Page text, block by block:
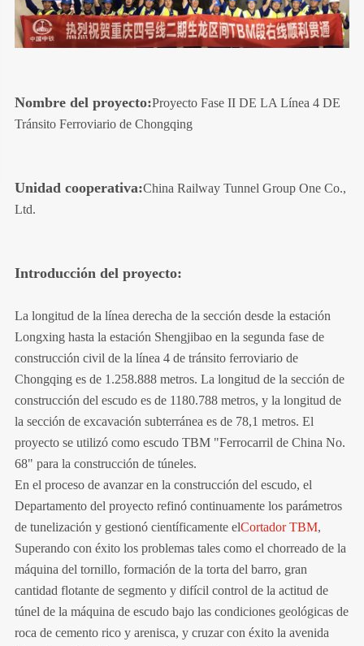
Nombre del proyecto:Proyecto Fase II DE LA Línea 4 DE
Tránsito Ferroviario de Chongqing
Unidad cooperativa:China Railway Tunnel Group One Co.,
Ltd.
Introducción del proyecto:
La longitud de la línea derecha de la sección desde la estación
Longxing hasta la estación Shengjibao en la segunda fase de
construcción civil de la línea 4 de tránsito ferroviario de
Chongqing es de 1.258.888 metros. La longitud de la sección de
construcción del escudo es de 1180.788 metros, y la longitud de
la sección de excavación subterránea es de 78,1 metros. El
proyecto se utilizó como escudo TBM "Ferrocarril de China No.
68" para la construcción de túneles.
En el proceso de avanzar en la construcción del escudo, el
Departamento del proyecto refinó continuamente los parámetros
de tunelización y gestionó científicamente elCortador TBM,
Superando con éxito los problemas tales como el chorreado de la
máquina del tornillo, formación de la torta del barro, gran
cantidad flotante de segmento y difícil control de la actitud de
túnel de la máquina de escudo bajo las condiciones geológicas de
roca de cemento rico y arenisca, y cruzar con éxito la avenida